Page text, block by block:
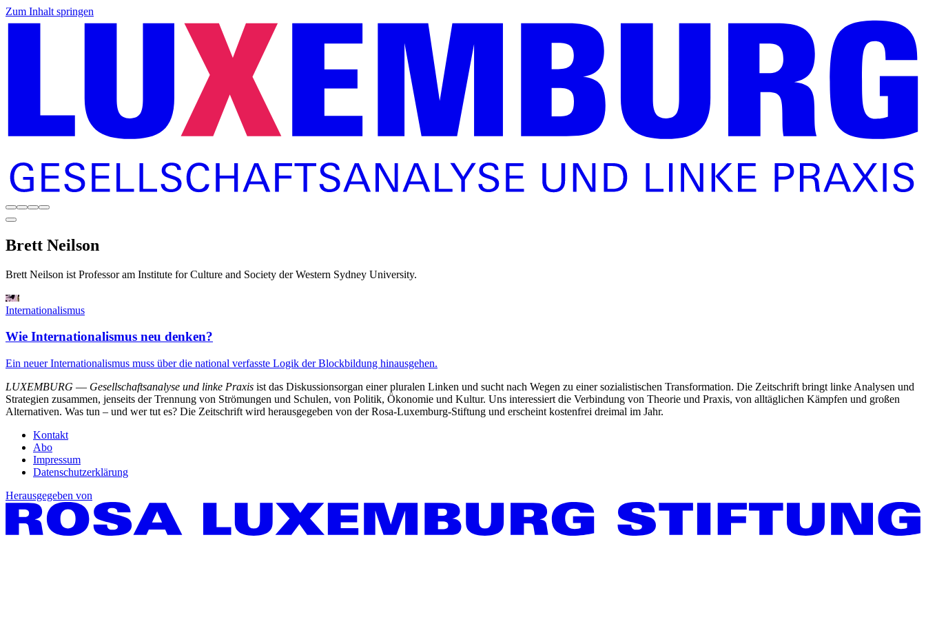
Zum Inhalt springen
Brett Neilson
Brett Neilson ist Professor am Institute for Culture and Society der Western Sydney University.
Internationalismus
Wie Internationalismus neu denken?
Ein neuer Internationalismus muss über die national verfasste Logik der Blockbildung hinausgehen.
LUXEMBURG — Gesellschaftsanalyse und linke Praxis ist das Diskussionsorgan einer pluralen Linken und sucht nach Wegen zu einer sozialistischen Transformation. Die Zeitschrift bringt linke Analysen und
Strategien zusammen, jenseits der Trennung von Strömungen und Schulen, von Politik, Ökonomie und Kultur. Uns interessiert die Verbindung von Theorie und Praxis, von alltäglichen Kämpfen und großen
Alternativen. Was tun – und wer tut es? Die Zeitschrift wird herausgegeben von der Rosa-Luxemburg-Stiftung und erscheint kostenfrei dreimal im Jahr.
Kontakt
Abo
Impressum
Datenschutzerklärung
Herausgegeben von